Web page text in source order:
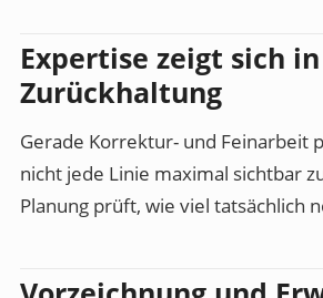
Expertise zeigt sich in
Zurückhaltung
Gerade Korrektur- und Feinarbeit
nicht jede Linie maximal sichtbar
Planung prüft, wie viel tatsächlich